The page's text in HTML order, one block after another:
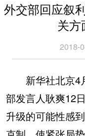
外交部回应叙
关
2018-
新华社北京4
部发言人耿爽12
升级的可能性感